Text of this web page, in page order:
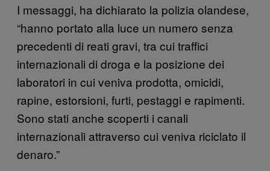
I messaggi, ha dichiarato la polizia olandese,
“hanno portato alla luce un numero senza
precedenti di reati gravi, tra cui traffici
internazionali di droga e la posizione dei
laboratori in cui veniva prodotta, omicidi,
rapine, estorsioni, furti, pestaggi e rapimenti.
Sono stati anche scoperti i canali
internazionali attraverso cui veniva riciclato il
denaro.”